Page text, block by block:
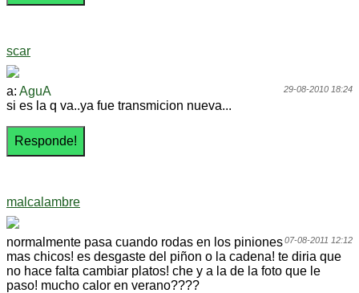
scar
29-08-2010 18:24
a: AguA
si es la q va..ya fue transmicion nueva...
malcalambre
07-08-2011 12:12
normalmente pasa cuando rodas en los piniones
mas chicos! es desgaste del piñon o la cadena! te diria que
no hace falta cambiar platos! che y a la de la foto que le
paso! mucho calor en verano????